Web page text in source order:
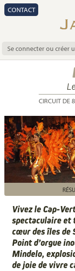
CONTACT
Se connecter ou créer
CIRCUIT DE
Vivez le Cap-
spectaculaire et
cœur des îles de
Point d’orgue
Mindelo,
de joie de vivre